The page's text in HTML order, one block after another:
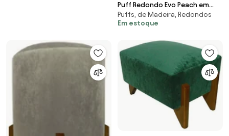
Puff Redondo Evo Peach em
Veludo com Pés Escandinavo -
Marfim - Pequeno 35cm
Puffs, de Madeira, Redondos
Em estoque